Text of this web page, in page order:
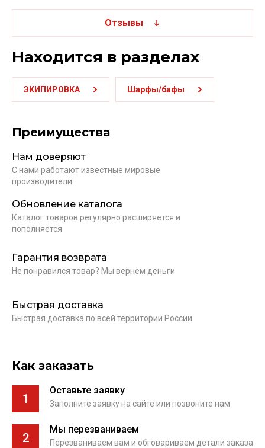
Отзывы
Находится в разделах
ЭКИПИРОВКА Шарфы/бафы
Преимущества
Нам доверяют
С нами работают известные мировые
производители
Обновление каталога
Каталог товаров регулярно расширяется и
пополняется
Гарантия возврата
Не понравился товар? Мы вернем деньги
Быстрая доставка
Быстрая доставка по всей территории России
Как заказать
1
Оставьте заявку
Заполните заявку на сайте или позвоните нам
2
Мы перезваниваем
Перезваниваем вам и обговариваем детали заказа